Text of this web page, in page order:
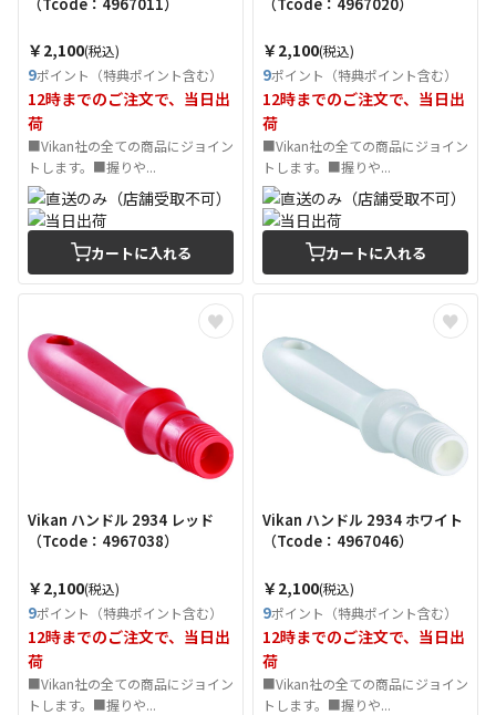
￥2,100(税込)
9ポイント（特典ポイント含む）
12時までのご注文で、当日出
荷
■Vikan社の全ての商品にジョイン
トします。■握りや...
カートに入れる
￥2,100(税込)
9ポイント（特典ポイント含む）
12時までのご注文で、当日出
荷
■Vikan社の全ての商品にジョイン
トします。■握りや...
カートに入れる
Vikan ハンドル 2934 レッド
（Tcode：4967038）
￥2,100(税込)
9ポイント（特典ポイント含む）
12時までのご注文で、当日出
荷
■Vikan社の全ての商品にジョイン
トします。■握りや...
Vikan ハンドル 2934 ホワイト
（Tcode：4967046）
￥2,100(税込)
9ポイント（特典ポイント含む）
12時までのご注文で、当日出
荷
■Vikan社の全ての商品にジョイン
トします。■握りや...